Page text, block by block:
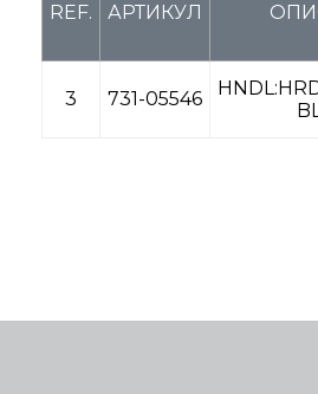
REF. АРТИКУЛ
3 731-05546